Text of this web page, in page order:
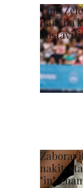
Tina
naučila
nastaviti
nakit:
"in",